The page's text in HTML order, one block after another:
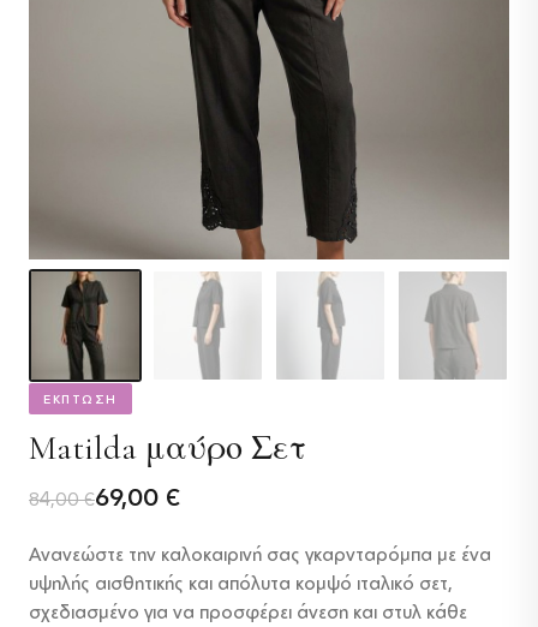
ΕΚΠΤΩΣΗ
Matilda μαύρο Σετ
84,00€
Original
was:
84,00 €.
69,00 €
Η
τιμή
είναι:
Ανανεώστε την καλοκαιρινή σας γκαρνταρόμπα με ένα
υψηλής αισθητικής και απόλυτα κομψό ιταλικό σετ,
σχεδιασμένο για να προσφέρει άνεση και στυλ κάθε